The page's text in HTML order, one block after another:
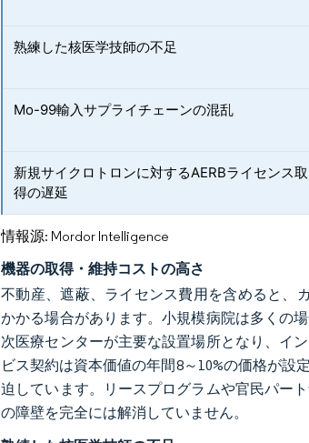
熟練した核医学技師の不足
Mo-99輸入サプライチェーンの混乱
新規サイクロトロンに対するAERBライセンス取
得の遅延
情報源: Mordor Intelligence
機器の取得・維持コストの高さ
不動産、遮蔽、ライセンス費用を含めると、
かかる場合があります。小規模病院は多くの
次医療センターが主要な設置場所となり、イ
ビス契約は資本価値の年間8～10%の価格が
迫しています。リースプログラムや官民パー
の障壁を完全には解消していません。